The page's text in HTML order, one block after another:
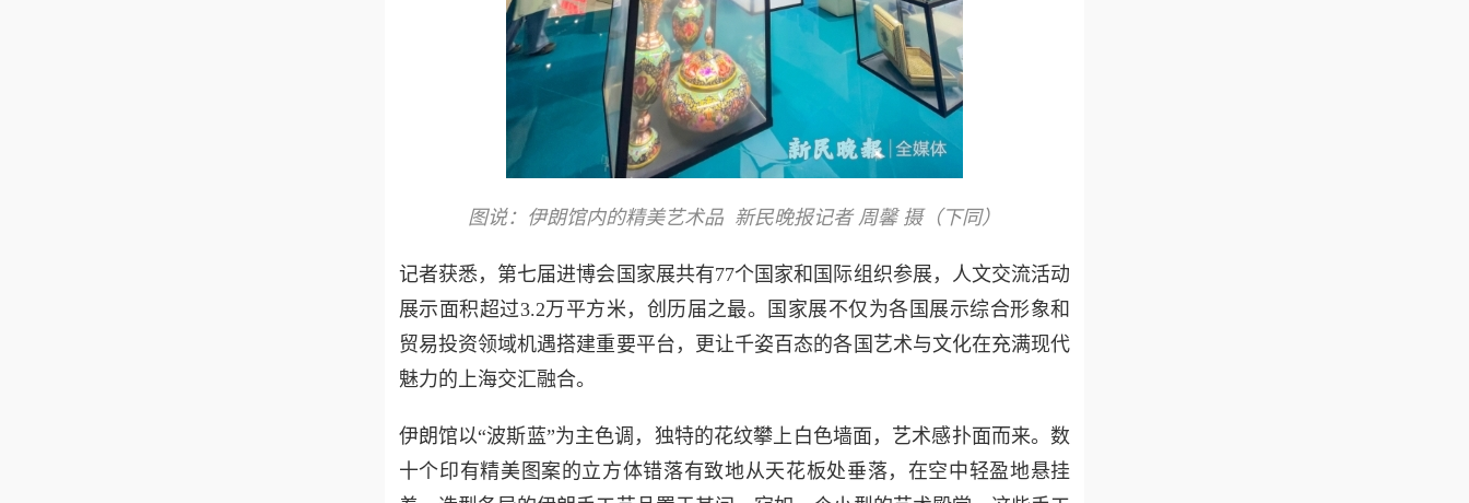
图说：伊朗馆内的精美艺术品 新民晚报记者 周馨 摄（下同）
记者获悉，第七届进博会国家展共有77个国家和国际组织参展，人文交流活动
展示面积超过3.2万平方米，创历届之最。国家展不仅为各国展示综合形象和
贸易投资领域机遇搭建重要平台，更让千姿百态的各国艺术与文化在充满现代
魅力的上海交汇融合。
伊朗馆以“波斯蓝”为主色调，独特的花纹攀上白色墙面，艺术感扑面而来。数
十个印有精美图案的立方体错落有致地从天花板处垂落，在空中轻盈地悬挂